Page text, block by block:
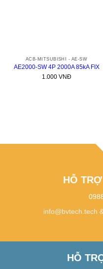
ACB-MITSUBISHI - AE-SW
AE2000-SW 4P 2000A 85kA FIX
1.000VNĐ
HỖ
info@bvtech.tech
HỖ